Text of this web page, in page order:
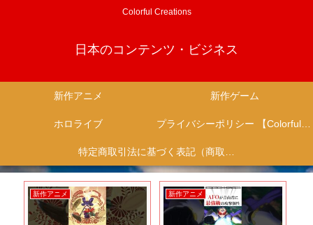
Colorful Creations
日本のコンテンツ・ビジネス
新作アニメ 新作ゲーム
ホロライブ プライバシーポリシー 【Colorful Creation】
特定商取引法に基づく表記（商取引に関する開示）
新作アニメ 新作アニメ